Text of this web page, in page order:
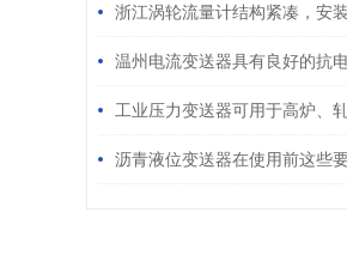
式 浙江涡轮流量计结构紧凑，安
便 温州电流变送器具有良好的抗
能力和抗静电能力
工业压力变送器可用于高炉、
备的液压系统
沥青液位变送器在使用前这些